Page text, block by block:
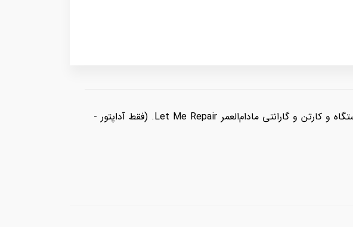
سرعت حداکثری، اصالت تضمین شده! ️ آداپتور ۴۵ وات سامسونگ با تطبیق کامل سریال دستگاه و کارتن و گارانتی مادام‌العمر Let Me Repair. (فقط آداپتور -